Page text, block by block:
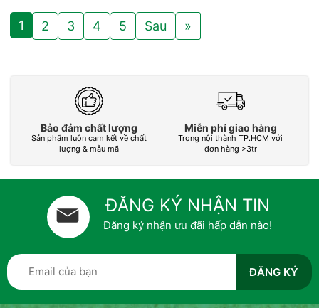
nghiệp dư Việt Nam.
1 2 3 4 5 Sau »
Bảo đảm chất lượng
Sản phẩm luôn cam kết về chất
lượng & mẫu mã
Miễn phí giao hàng
Trong nội thành TP.HCM với
đơn hàng >3tr
ĐĂNG KÝ NHẬN TIN
Đăng ký nhận ưu đãi hấp dẫn nào!